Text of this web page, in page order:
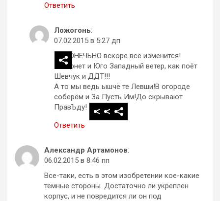
Ответить
Ложогонь:
07.02.2015 в 5:27 дп
КОНЕЧЬНО вскоре всё изменится!
Интернет и Юго Западный ветер, как поёт
Шевчук и ДДТ!!!
А то мы ведь ышчё те Левши!В огороде
соберём и За Пусть Им!До скрывают
ПравЪду!
Ответить
Александр Артамонов:
06.02.2015 в 8:46 пп
Все-таки, есть в этом изобретении кое-какие
темные стороны. Достаточно ли укреплен
корпус, и не повредится ли он под